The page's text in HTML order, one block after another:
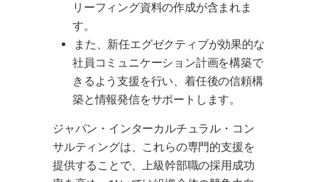
リーフィング資料の作成が含まれま
す。
また、新任エグゼクティブが効果的な
社員コミュニケーション計画を構築で
きるよう支援を行い、着任後の信頼構
築と情報発信をサポートします。
ジャパン・インターカルチュラル・コン
サルティングは、これらの専門的支援を
提供することで、上級幹部職の採用成功